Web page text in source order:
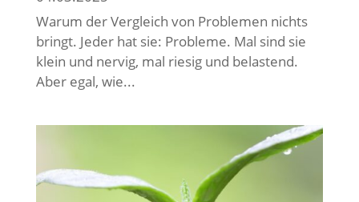
Warum der Vergleich von Problemen nichts
bringt. Jeder hat sie: Probleme. Mal sind sie
klein und nervig, mal riesig und belastend.
Aber egal, wie...